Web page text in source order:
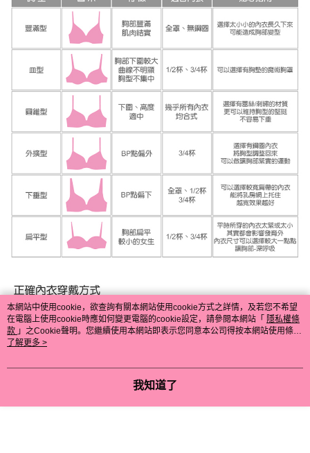
本網站中使用cookie，欲查詢有關本網站使用cookie方式之詳情，及若您不希望
在電腦上使用cookie時應如何變更電腦的cookie設定，請參閱本網站「 隱私權條
款 」之Cookie聲明。您繼續使用本網站即表示您同意本公司得按本網站使用條款
之Cookie聲明使用cookie。
了解更多 >
我知道了